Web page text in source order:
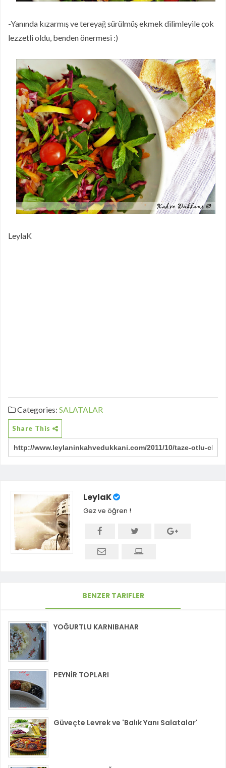
-Yanında kızarmış ve tereyağ sürülmüş ekmek dilimleyile çok
lezzetli oldu, benden önermesi :)
LeylaK
Categories: SALATALAR
Share This
LeylaK
Gez ve öğren !
BENZER TARIFLER
YOĞURTLU KARNIBAHAR
PEYNİR TOPLARI
Güveçte Levrek ve 'Balık Yanı Salatalar'